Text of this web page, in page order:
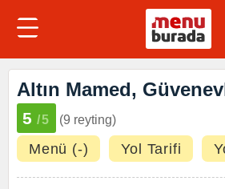
Altın Mamed,
5 /5 (9 reyting)
Menü (-) Yol Tarifi